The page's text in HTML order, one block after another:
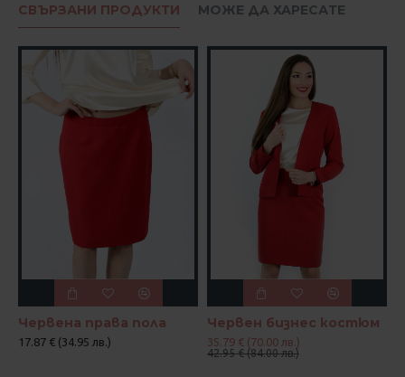
СВЪРЗАНИ ПРОДУКТИ МОЖЕ ДА ХАРЕСАТЕ
Червена права пола
17.87 € (34.95 лв.)
Червен бизнес костюм
35.79 € (70.00 лв.)
42.95 € (84.00 лв.)